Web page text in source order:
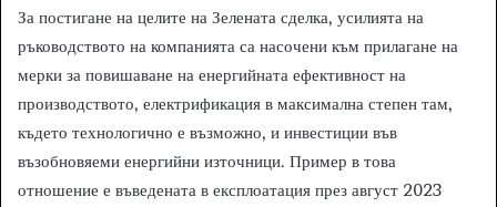
За постигане на целите на Зелената сделка, усилията на
ръководството на компанията са насочени към прилагане на
мерки за повишаване на енергийната ефективност на
производството, електрификация в максимална степен там,
където технологично е възможно, и инвестиции във
възобновяеми енергийни източници. Пример в това
отношение е въведената в експлоатация през август 2023